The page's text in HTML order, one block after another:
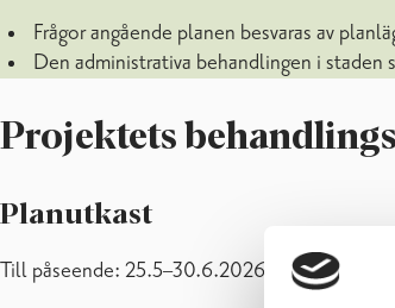
Frågor angående planen besvaras av
Den administrativa behandlingen i staden
Projektets
Planutkast
Till påseende: 25.5–30.6.2026